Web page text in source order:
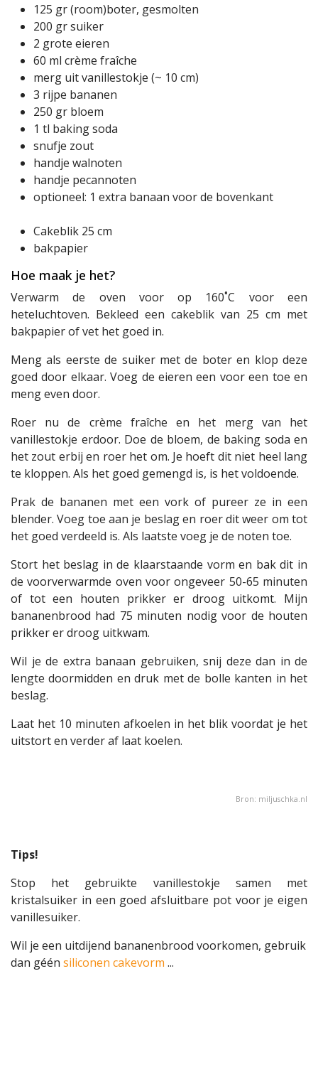
125 gr (room)boter, gesmolten
200 gr suiker
2 grote eieren
60 ml crème fraîche
merg uit vanillestokje (~ 10 cm)
3 rijpe bananen
250 gr bloem
1 tl baking soda
snufje zout
handje walnoten
handje pecannoten
optioneel: 1 extra banaan voor de bovenkant
Cakeblik 25 cm
bakpapier
Hoe maak je het?
Verwarm de oven voor op 160˚C voor een
heteluchtoven. Bekleed een cakeblik van 25 cm met
bakpapier of vet het goed in.
Meng als eerste de suiker met de boter en klop deze
goed door elkaar. Voeg de eieren een voor een toe en
meng even door.
Roer nu de crème fraîche en het merg van het
vanillestokje erdoor. Doe de bloem, de baking soda en
het zout erbij en roer het om. Je hoeft dit niet heel lang
te kloppen. Als het goed gemengd is, is het voldoende.
Prak de bananen met een vork of pureer ze in een
blender. Voeg toe aan je beslag en roer dit weer om tot
het goed verdeeld is. Als laatste voeg je de noten toe.
Stort het beslag in de klaarstaande vorm en bak dit in
de voorverwarmde oven voor ongeveer 50-65 minuten
of tot een houten prikker er droog uitkomt. Mijn
bananenbrood had 75 minuten nodig voor de houten
prikker er droog uitkwam.
Wil je de extra banaan gebruiken, snij deze dan in de
lengte doormidden en druk met de bolle kanten in het
beslag.
Laat het 10 minuten afkoelen in het blik voordat je het
uitstort en verder af laat koelen.
Bron: miljuschka.nl
Tips!
Stop het gebruikte vanillestokje samen met
kristalsuiker in een goed afsluitbare pot voor je eigen
vanillesuiker.
Wil je een uitdijend bananenbrood voorkomen, gebruik
dan géén siliconen cakevorm ...